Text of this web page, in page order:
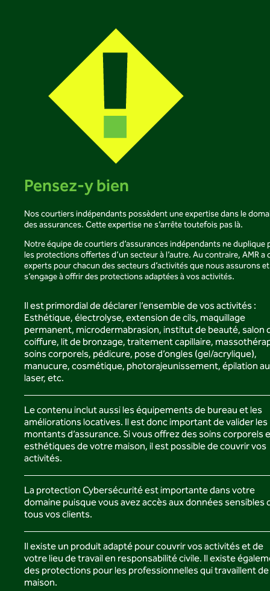
que votre revenu revienne à la normale. La protection est d’une
durée de 12 mois, mais il est possible d’obtenir 18 ou 24 mois de
couverture. Il est important de vérifier le nombre de mois
nécessaire et le délai de remplacement de vos équipements.
peut également inclure les bureaux de votre entreprise, son
contenu, les améliorations locatives (si vous êtes locataire de
l’espace utilisé) et votre équipement informatique, s’il y a lieu. Il
est important de tenir compte des exclusions mentionnées au
contrat.
Pensez-y bien
Nos courtiers indépendants possèdent une expertise dans le
des assurances. Cette expertise ne s’arrête toutefois pas là.
Notre équipe de courtiers d’assurances indépendants ne duplique
les protections offertes d’un secteur à l’autre. Au contraire, AMR a
experts pour chacun des secteurs d’activités que nous assurons et
s’engage à offrir des protections adaptées à vos activités.
Il est primordial de déclarer l’ensemble de vos activités :
Esthétique, électrolyse, extension de cils, maquillage
permanent, microdermabrasion, institut de beauté, salon
coiffure, lit de bronzage, traitement capillaire,
soins corporels, pédicure, pose d’ongles (gel/acrylique),
manucure, cosmétique, photorajeunissement, épilation au
laser, etc.
Le contenu inclut aussi les équipements de bureau et les
améliorations locatives. Il est donc important de valider les
montants d’assurance. Si vous offrez des soins corporels
esthétiques de votre maison, il est possible de couvrir vos
activités.
La protection Cybersécurité est importante dans votre
domaine puisque vous avez accès aux données sensibles
tous vos clients.
Il existe un produit adapté pour couvrir vos activités et de
votre lieu de travail en responsabilité civile. Il existe
des protections pour les professionnelles qui travaillent de
maison.